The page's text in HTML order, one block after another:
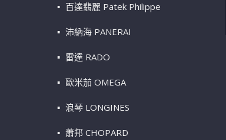
百達翡麗 Patek Philippe
沛納海 PANERAI
雷達 RADO
歐米茄 OMEGA
浪琴 LONGINES
蕭邦 CHOPARD